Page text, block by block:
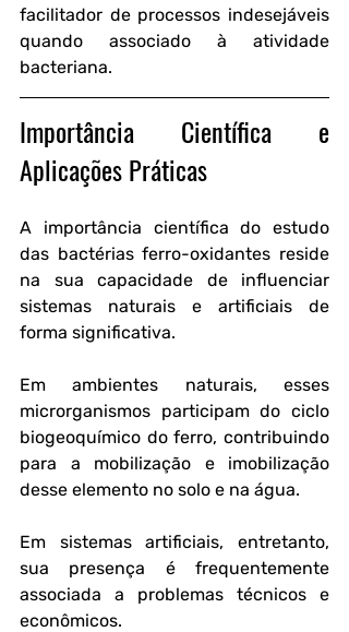
facilitador de processos indesejáveis
quando associado à atividade
bacteriana.
Importância Científica e
Aplicações Práticas
A importância científica do estudo
das bactérias ferro-oxidantes reside
na sua capacidade de influenciar
sistemas naturais e artificiais de
forma significativa.
Em ambientes naturais, esses
microrganismos participam do ciclo
biogeoquímico do ferro, contribuindo
para a mobilização e imobilização
desse elemento no solo e na água.
Em sistemas artificiais, entretanto,
sua presença é frequentemente
associada a problemas técnicos e
econômicos.